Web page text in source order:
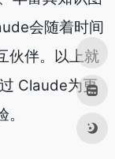
机器人,但在
发公司不同
,ChatGPT是